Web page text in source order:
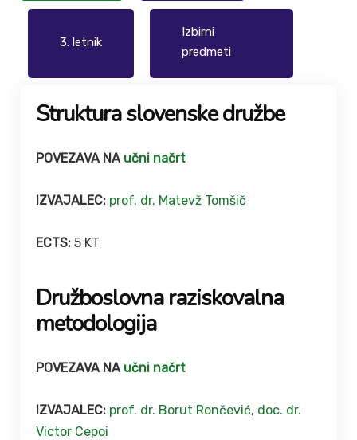
3. letnik
Izbirni
predmeti
Struktura slovenske družbe
POVEZAVA NA učni načrt
IZVAJALEC: prof. dr. Matevž Tomšič
ECTS: 5 KT
Družboslovna raziskovalna
metodologija
POVEZAVA NA učni načrt
IZVAJALEC: prof. dr. Borut Rončević, doc. dr.
Victor Cepoi